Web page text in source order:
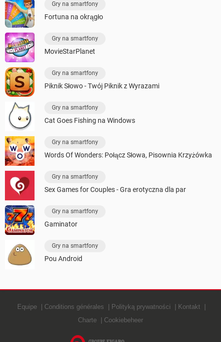
Gry na smartfony
Fortuna na okrągło
Gry na smartfony
MovieStarPlanet
Gry na smartfony
Piknik Słowo - Twój Piknik z Wyrazami
Gry na smartfony
Cat Goes Fishing na Windows
Gry na smartfony
Words Of Wonders: Połącz Słowa, Pisownia Krzyżówka
Gry na smartfony
Sex Games for Couples - Gra erotyczna dla par
Gry na smartfony
Gaminator
Gry na smartfony
Pou Android
Equipe Conditions générales Polityką prywatności
Kontakt
Charte
Cookiebeheer